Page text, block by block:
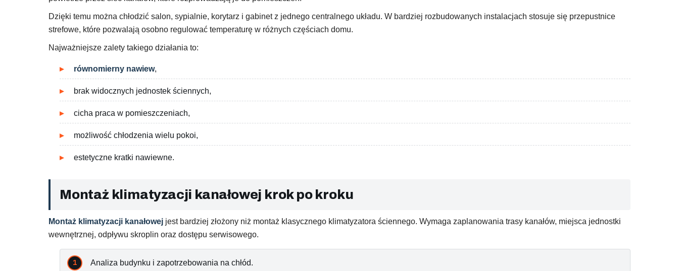
Dzięki temu można chłodzić salon, sypialnie, korytarz i gabinet z jednego centralnego układu. W bardziej rozbudowanych instalacjach stosuje się przepustnice
strefowe, które pozwalają osobno regulować temperaturę w różnych częściach domu.
Najważniejsze zalety takiego działania to:
równomierny nawiew,
brak widocznych jednostek ściennych,
cicha praca w pomieszczeniach,
możliwość chłodzenia wielu pokoi,
estetyczne kratki nawiewne.
Montaż klimatyzacji kanałowej krok po kroku
Montaż klimatyzacji kanałowej jest bardziej złożony niż montaż klasycznego klimatyzatora ściennego. Wymaga zaplanowania trasy kanałów, miejsca jednostki
wewnętrznej, odpływu skroplin oraz dostępu serwisowego.
Analiza budynku i zapotrzebowania na chłód.